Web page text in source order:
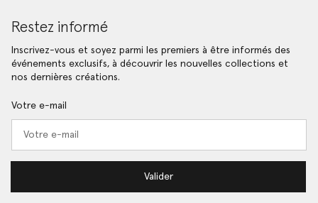
Restez informé
Inscrivez-vous et soyez parmi les premiers à être informés des
événements exclusifs, à découvrir les nouvelles collections et
nos dernières créations.
Votre e-mail
Valider